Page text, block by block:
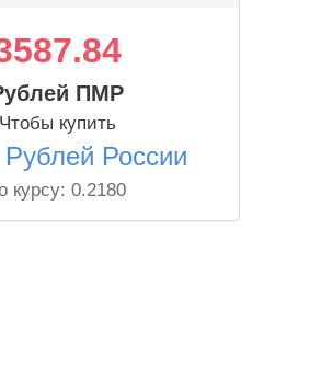
ПМР
Чтобы купить
России
курсу: 0.2180